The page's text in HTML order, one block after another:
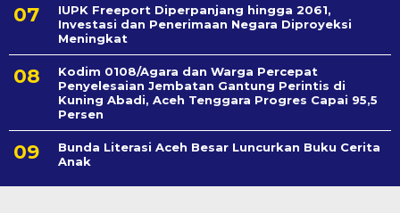
IUPK Freeport Diperpanjang hingga 2061,
Investasi dan Penerimaan Negara Diproyeksi
Meningkat
Kodim 0108/Agara dan Warga Percepat
Penyelesaian Jembatan Gantung Perintis di
Kuning Abadi, Aceh Tenggara Progres Capai 95,5
Persen
Bunda Literasi Aceh Besar Luncurkan Buku Cerita
Anak